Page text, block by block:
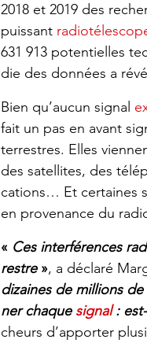
2018 et 2019 des
puis­sant
631 913 poten­tielles
die des données a
Bien qu’au­cun signal
fait un pas en avant
terrestres. Elles
des satel­lites, des
ca­tions… Et certaines
en prove­nance du
« Ces inter­fé­rences
restre », a déclaré
dizaines de millions de
ner chaque signal : est-
cheurs d’ap­por­ter